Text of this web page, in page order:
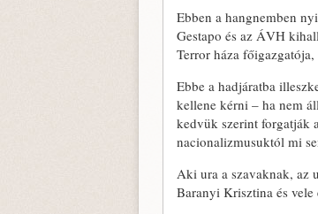
Ebben a hangnemben
Gestapo és az ÁVH
Terror háza
Ebbe a hadjáratba
kellene kérni – ha nem
kedvük szerint forgatják
nacionalizmusuktól mi
Aki ura a szavaknak, az
Baranyi Krisztina és